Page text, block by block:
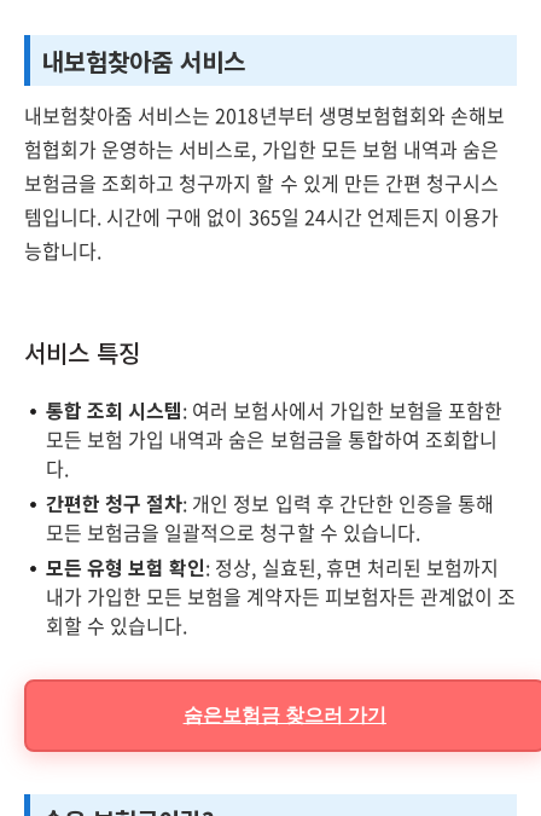
내보험찾아줌 서비스
내보험찾아줌 서비스는 2018년부터 생명보험협회와 손해보
험협회가 운영하는 서비스로, 가입한 모든 보험 내역과 숨은
보험금을 조회하고 청구까지 할 수 있게 만든 간편 청구시스
템입니다. 시간에 구애 없이 365일 24시간 언제든지 이용가
능합니다.
서비스 특징
통합 조회 시스템: 여러 보험사에서 가입한 보험을 포함한
모든 보험 가입 내역과 숨은 보험금을 통합하여 조회합니
다.
간편한 청구 절차: 개인 정보 입력 후 간단한 인증을 통해
모든 보험금을 일괄적으로 청구할 수 있습니다.
모든 유형 보험 확인: 정상, 실효된, 휴면 처리된 보험까지
내가 가입한 모든 보험을 계약자든 피보험자든 관계없이 조
회할 수 있습니다.
숨은보험금 찾으러 가기